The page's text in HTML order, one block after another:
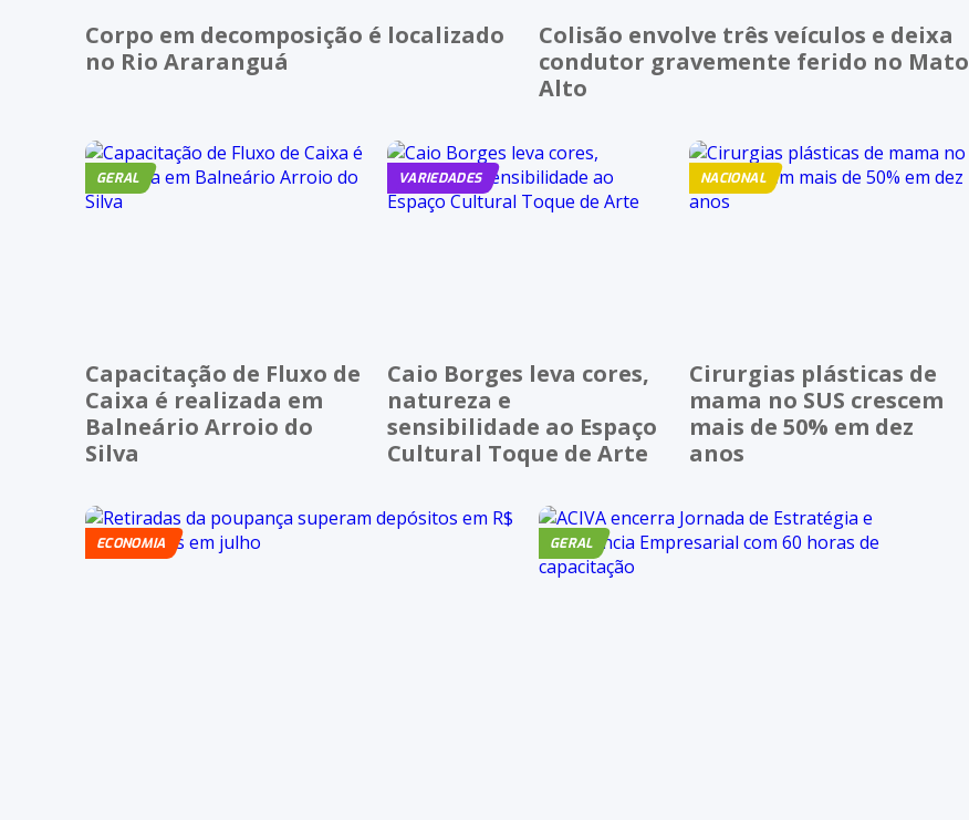
Corpo em decomposição é localizado
no Rio Araranguá
Colisão envolve três veículos e deixa
condutor gravemente ferido no Mato
Alto
GERAL
Capacitação de Fluxo de
Caixa é realizada em
Balneário Arroio do
Silva
VARIEDADES
Caio Borges leva cores,
natureza e
sensibilidade ao Espaço
Cultural Toque de Arte
NACIONAL
Cirurgias plásticas de
mama no SUS crescem
mais de 50% em dez
anos
ECONOMIA GERAL